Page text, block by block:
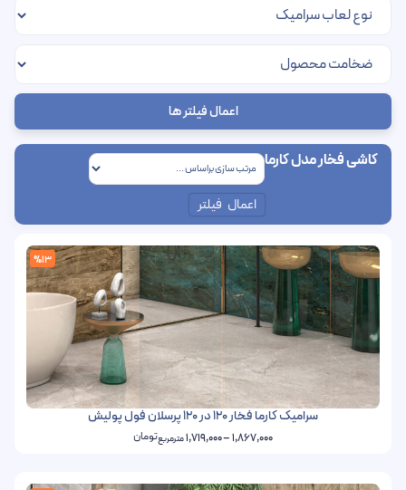
اعمال فیلتر ها
کاشی فخار مدل کارما
اعمال فیلتر
%13
سرامیک کارما فخار 120 در 120 پرسلان فول پولیش
1,867,000
–
1,719,000مترمربعتومان